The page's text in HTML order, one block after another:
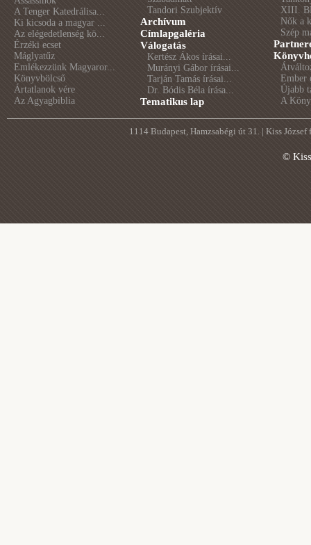
A Tenger Katedrálisa...
Ki kicsoda a magyar ...
Az elégedetlenség kö...
Érzéki ecset
Máglyatűz
Emlékezzünk Magyaror...
Könyvbölcső
Ártatlanok vére
Az Agyagbiblia
Tandori Szubjektív
Archívum
Címlapgaléria
Válogatás
Kertész Ákos írásai...
Murányi Gábor írásai...
Tarján Tamás írásai...
Dr. Bódis Béla írása...
Tematikus lap
XIII.
Nők a
Szép
Ember
Újabb
A
1114 Budapest, Hamzsabégi út 31. | Kiss
©